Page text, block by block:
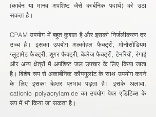
(कार्बन या मानव अपशिष्ट जैसे कार्बनिक पदार्थ) को उठा
सकता है।
CPAM उपयोग में बहुत कुशल है और इसकी निर्जलीकरण दर
उच्च है। इसका उपयोग अल्कोहल फैक्ट्री, मोनोसोडियम
ग्लूटामेट फैक्ट्री, शुगर फैक्ट्री, बेवरेज फैक्ट्री, टेनरियों, रंगाई
और अन्य क्षेत्रों में अपशिष्ट जल उपचार के लिए किया जाता
है। विशेष रूप से अकार्बनिक कौयगुलांट के साथ उपयोग करने
के लिए इसका बेहतर प्रभाव पड़ता है। इसके अलावा,
cationic polyacrylamide का उपयोग पेपर एडिटिव्स के
रूप में भी किया जा सकता है।